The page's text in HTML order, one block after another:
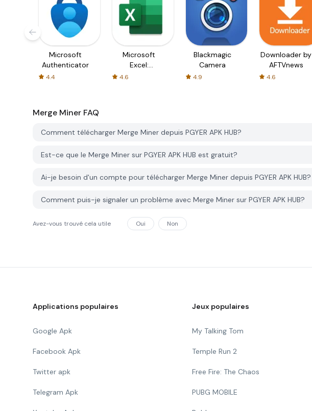
Microsoft
Authenticator
4.4
Microsoft
Excel:
Spreadsheets
4.6
Blackmagic
Camera
4.9
Downloader by
AFTVnews
4.6
Merge Miner FAQ
Comment télécharger Merge Miner depuis PGYER APK HUB?
Est-ce que le Merge Miner sur PGYER APK HUB est gratuit?
Ai-je besoin d'un compte pour télécharger Merge Miner depuis PGYER APK HUB?
Comment puis-je signaler un problème avec Merge Miner sur PGYER APK HUB?
Avez-vous trouvé cela utile Oui Non
Applications populaires
Google Apk
Facebook Apk
Twitter apk
Telegram Apk
Jeux populaires
My Talking Tom
Temple Run 2
Free Fire: The Chaos
PUBG MOBILE